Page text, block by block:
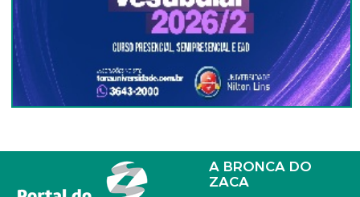
A BRONCA DO
ZACA